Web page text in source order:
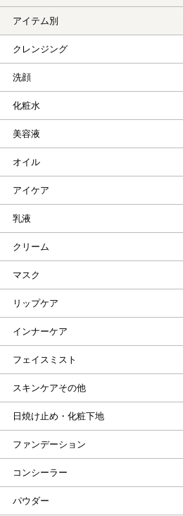
アイテム別
クレンジング
洗顔
化粧水
美容液
オイル
アイケア
乳液
クリーム
マスク
リップケア
インナーケア
フェイスミスト
スキンケアその他
日焼け止め・化粧下地
ファンデーション
コンシーラー
パウダー